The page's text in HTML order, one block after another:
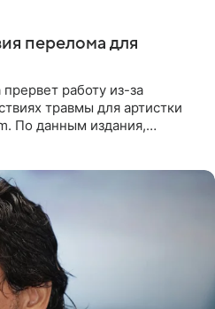
перелома для
работу из-за
травмы для артистки
По данным издания,